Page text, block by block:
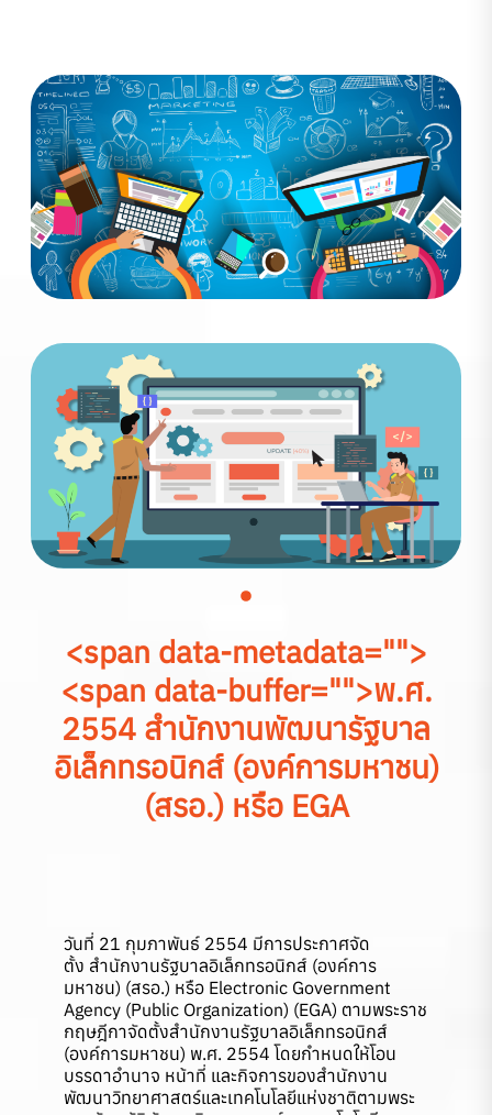
<span data-metadata="">
<span data-buffer="">พ.ศ.
2554 สำนักงานพัฒนารัฐบาล
อิเล็กทรอนิกส์ (องค์การมหาชน)
(สรอ.) หรือ EGA
วันที่ 21 กุมภาพันธ์ 2554 มีการประกาศจัด
ตั้ง สำนักงานรัฐบาลอิเล็กทรอนิกส์ (องค์การ
มหาชน) (สรอ.) หรือ Electronic Government
Agency (Public Organization) (EGA) ตามพระราช
กฤษฎีกาจัดตั้งสำนักงานรัฐบาลอิเล็กทรอนิกส์
(องค์การมหาชน) พ.ศ. 2554 โดยกำหนดให้โอน
บรรดาอำนาจ หน้าที่ และกิจการของสำนักงาน
พัฒนาวิทยาศาสตร์และเทคโนโลยีแห่งชาติตามพระ